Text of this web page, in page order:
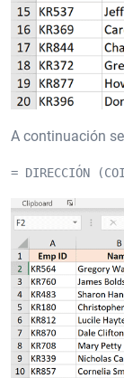
A continuación
= DIRECCIÓN